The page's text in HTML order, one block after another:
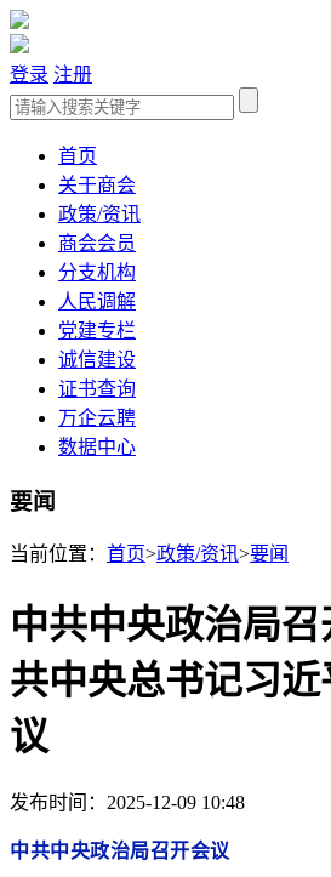
登录 注册
首页
关于商会
政策/资讯
商会会员
分支机构
人民调解
党建专栏
诚信建设
证书查询
万企云聘
数据中心
要闻
当前位置： 首页>政策/资讯>要闻
中共中央政治局
共中央总书记习
议
发布时间：2025-12-09 10:48
中共中央政治局召开会议